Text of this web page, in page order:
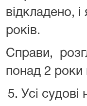
відкладено,
років.
Справи,
понад 2 роки
Усі